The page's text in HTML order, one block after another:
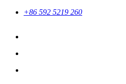
+86 592 5219 260